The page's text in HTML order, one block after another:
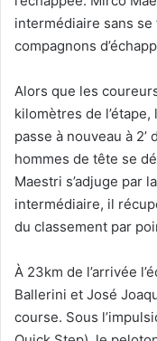
intermédiaire sans
compagnons
Alors que les
kilomètres de l’étape,
passe à nouveau à 2’
hommes de tête se
Maestri s’adjuge par
intermédiaire, il
du classement par
À 23km de l’arrivée
Ballerini et José
course. Sous